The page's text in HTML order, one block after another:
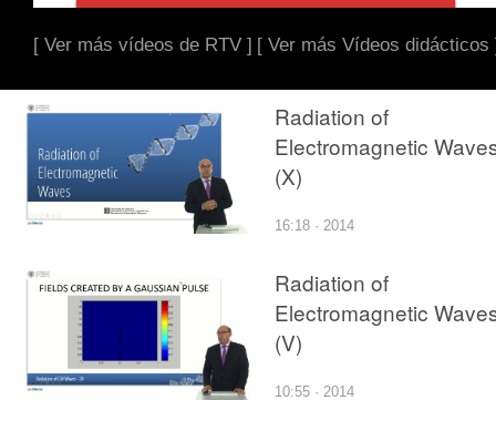
[ Ver más vídeos de RTV ] [ Ver más Vídeos didácticos
Radiation of
Electromagnetic
(X)
16:18 · 2014
Radiation of
Electromagnetic
(V)
10:55 · 2014